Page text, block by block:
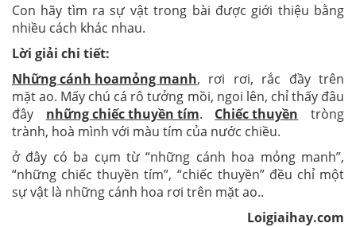
Con hãy tìm ra sự vật trong bài được giới thiệu bằng
nhiều cách khác nhau.
Lời giải chi tiết:
Những cánh hoamỏng manh, rơi rơi, rắc đầy trên
mặt ao. Mấy chú cá rô tưởng mồi, ngoi lên, chỉ thấy đâu
đây những chiếc thuyền tím. Chiếc thuyền tròng
trành, hoà mình với màu tím của nước chiều.
ở đây có ba cụm từ “những cánh hoa mỏng manh”,
“những chiếc thuyền tím”, “chiếc thuyền” đều chỉ một
sự vật là những cánh hoa rơi trên mặt ao..
Loigiaihay.com